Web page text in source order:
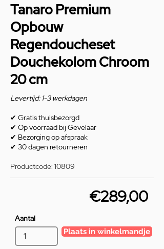
Tanaro Premium
Opbouw
Regendoucheset
Douchekolom Chroom
20 cm
Levertijd: 1-3 werkdagen
✔ Gratis thuisbezorgd
✔ Op voorraad bij Gevelaar
✔ Bezorging op afspraak
✔ 30 dagen retourneren
Productcode: 10809
€289,00
Aantal
Plaats in winkelmandje